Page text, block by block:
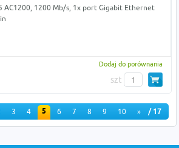
AC1200, 1200 Mb/s, 1x port Gigabit Ethernet
Dodaj do porównania
szt
3 4 5 6 7 8 9 10 » / 17